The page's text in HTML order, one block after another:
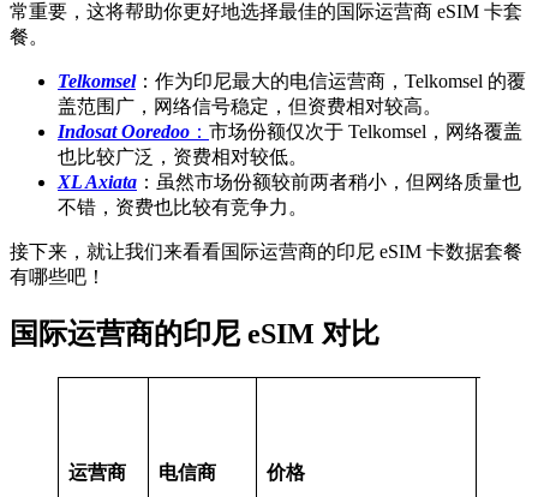
常重要，这将帮助你更好地选择最佳的国际运营商 eSIM 卡套
餐。
Telkomsel：作为印尼最大的电信运营商，Telkomsel 的覆
盖范围广，网络信号稳定，但资费相对较高。
Indosat Ooredoo ： 市场份额仅次于 Telkomsel，网络覆盖
也比较广泛，资费相对较低。
XL Axiata ：虽然市场份额较前两者稍小，但网络质量也
不错，资费也比较有竞争力。
接下来，就让我们来看看国际运营商的印尼 eSIM 卡数据套餐
有哪些吧！
国际运营商的印尼 eSIM 对比
运营商 电信商 价格